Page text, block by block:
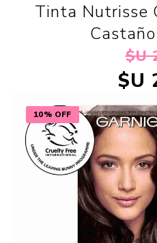
10% OFF
Tinta Nutrisse
$U
$U